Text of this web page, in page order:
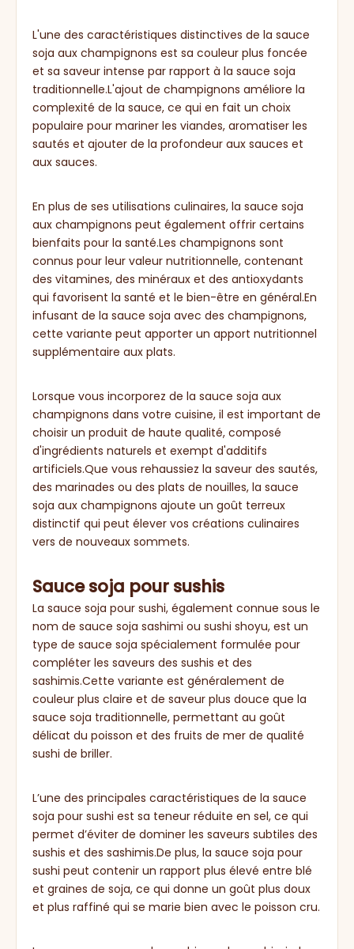
L'une des caractéristiques distinctives de la sauce
soja aux champignons est sa couleur plus foncée
et sa saveur intense par rapport à la sauce soja
traditionnelle.L'ajout de champignons améliore la
complexité de la sauce, ce qui en fait un choix
populaire pour mariner les viandes, aromatiser les
sautés et ajouter de la profondeur aux sauces et
aux sauces.
En plus de ses utilisations culinaires, la sauce soja
aux champignons peut également offrir certains
bienfaits pour la santé.Les champignons sont
connus pour leur valeur nutritionnelle, contenant
des vitamines, des minéraux et des antioxydants
qui favorisent la santé et le bien-être en général.En
infusant de la sauce soja avec des champignons,
cette variante peut apporter un apport nutritionnel
supplémentaire aux plats.
Lorsque vous incorporez de la sauce soja aux
champignons dans votre cuisine, il est important de
choisir un produit de haute qualité, composé
d'ingrédients naturels et exempt d'additifs
artificiels.Que vous rehaussiez la saveur des sautés,
des marinades ou des plats de nouilles, la sauce
soja aux champignons ajoute un goût terreux
distinctif qui peut élever vos créations culinaires
vers de nouveaux sommets.
Sauce soja pour sushis
La sauce soja pour sushi, également connue sous le
nom de sauce soja sashimi ou sushi shoyu, est un
type de sauce soja spécialement formulée pour
compléter les saveurs des sushis et des
sashimis.Cette variante est généralement de
couleur plus claire et de saveur plus douce que la
sauce soja traditionnelle, permettant au goût
délicat du poisson et des fruits de mer de qualité
sushi de briller.
L’une des principales caractéristiques de la sauce
soja pour sushi est sa teneur réduite en sel, ce qui
permet d’éviter de dominer les saveurs subtiles des
sushis et des sashimis.De plus, la sauce soja pour
sushi peut contenir un rapport plus élevé entre blé
et graines de soja, ce qui donne un goût plus doux
et plus raffiné qui se marie bien avec le poisson cru.